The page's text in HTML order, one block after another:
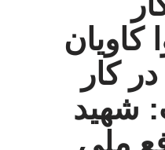
کاویان
کار
شهید
ملی